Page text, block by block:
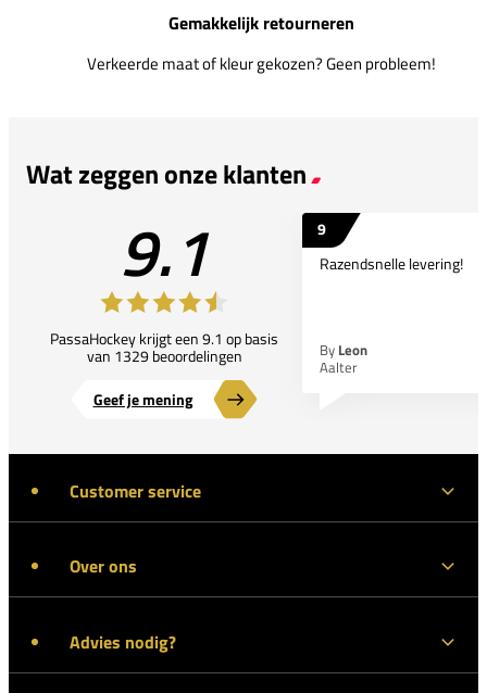
Gemakkelijk retourneren
Verkeerde maat of kleur gekozen? Geen probleem!
Wat zeggen onze klanten
9.1
PassaHockey krijgt een 9.1 op basis
van 1329 beoordelingen
Geef je mening
9
Razendsnelle levering!
By Leon
Aalter
Customer service
Over ons
Advies nodig?